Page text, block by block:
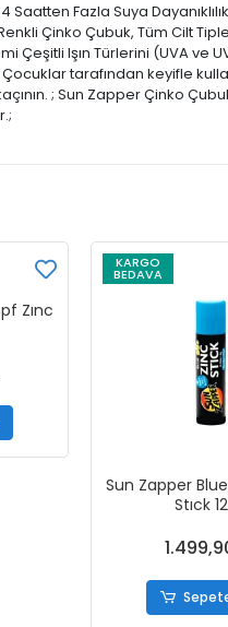
Saatten Fazla Suya
Çinko Çubuk, Tüm Cilt
Çeşitli Işın Türlerini (UVA
tarafından keyifle
; Sun Zapper Çinko
Zınc
KARGO
BEDAVA
Sun Zapper
Stıck